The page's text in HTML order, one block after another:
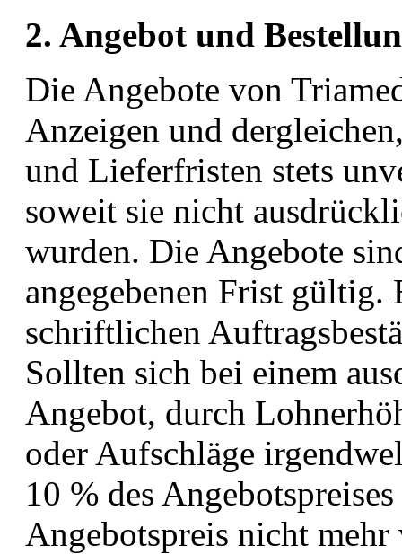
2. Angebot und
Die Angebote von
Anzeigen und
und Lieferfristen stets
soweit sie nicht
wurden. Die Angebote
angegebenen Frist
schriftlichen
Sollten sich bei einem
Angebot, durch
oder Aufschläge
10 % des
Angebotspreis nicht